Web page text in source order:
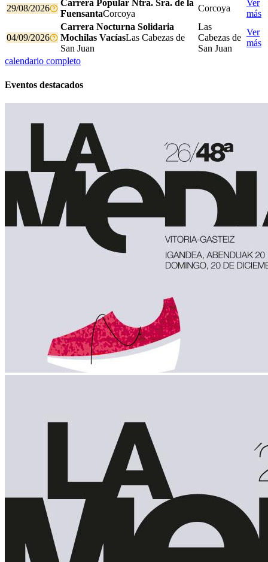
29/08/2026
Carrera Popular Ntra. Sra. de la
FuensantaCorcoya
Corcoya
Ver
más
04/09/2026
Carrera Nocturna Solidaria
Mochilas VacíasLas Cabezas de
San Juan
Las
Cabezas de
San Juan
Ver
más
calendario completo
Eventos destacados